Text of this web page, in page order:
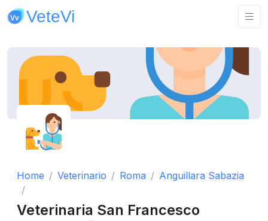
Home Veterinario Roma Anguillara Sabazia
Veterinaria San Francesco